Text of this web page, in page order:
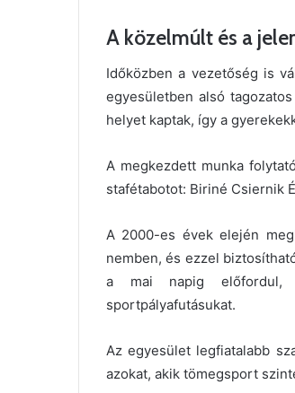
A közelmúlt és a
Időközben a vezetőség is
egyesületben alsó
helyet kaptak, így a
A megkezdett munka
stafétabotot: Biriné Csiernik
A 2000-es évek elején
nemben, és ezzel
a mai napig előfordul,
sportpályafutásukat.
Az egyesület legfiatalabb
azokat, akik tömegsport